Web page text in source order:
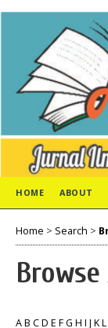
HOME ABOUT
Home > Search >
AB CD E FG H I J KL